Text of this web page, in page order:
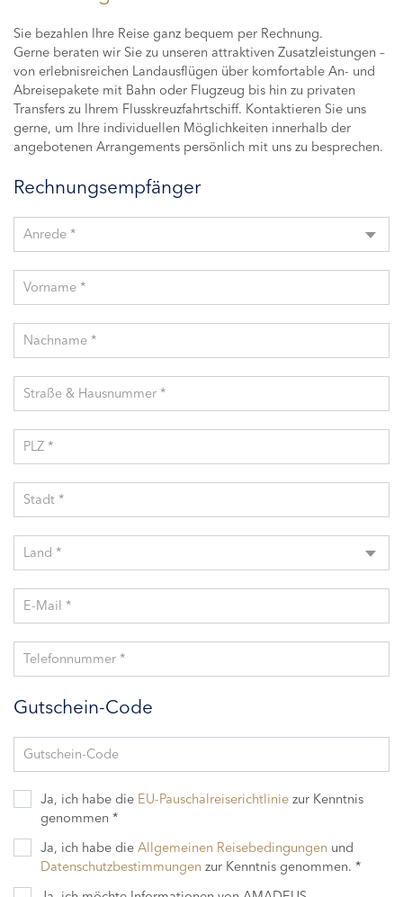
Sie bezahlen Ihre Reise ganz bequem per Rechnung.
Gerne beraten wir Sie zu unseren attraktiven Zusatzleistungen –
von erlebnisreichen Landausflügen über komfortable An- und
Abreisepakete mit Bahn oder Flugzeug bis hin zu privaten
Transfers zu Ihrem Flusskreuzfahrtschiff. Kontaktieren Sie uns
gerne, um Ihre individuellen Möglichkeiten innerhalb der
angebotenen Arrangements persönlich mit uns zu besprechen.
Rechnungsempfänger
Anrede *
Vorname *
Nachname *
Straße & Hausnummer *
PLZ *
Stadt *
Land *
E-Mail *
Telefonnummer *
Gutschein-Code
Gutschein-Code
Ja, ich habe die EU-Pauschalreiserichtlinie zur Kenntnis
genommen *
Ja, ich habe die Allgemeinen Reisebedingungen und
Datenschutzbestimmungen zur Kenntnis genommen. *